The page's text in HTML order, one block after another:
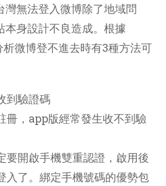
灣無法登入微博除了地域問
本身設計不良造成。根據
微博登不進去時有3種方法可
到驗證碼
冊，app版經常發生收不到驗
要開啟手機雙重認證，啟用後
入了。綁定手機號碼的優勢包